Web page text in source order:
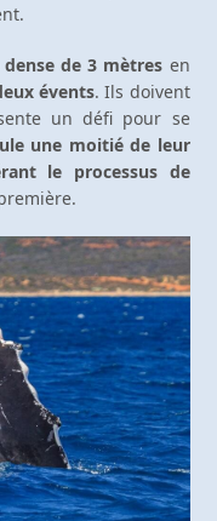
de 3 mètres en
évents. Ils doivent
un défi pour se
une moitié de leur
le processus de